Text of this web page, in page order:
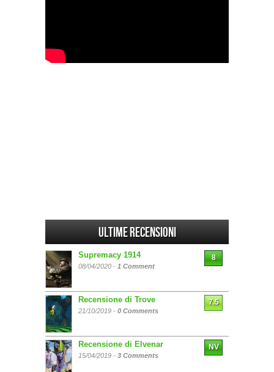
Ultime Recensioni
Supremacy 1914
08/04/2020 - 1 Comment
8
Recensione di Trove
21/10/2019 - 0 Comments
7.5
Recensione di Elvenar
15/04/2019 - 3 Comments
NV